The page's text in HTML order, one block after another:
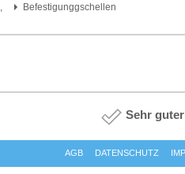
Befestigunggschellen
Sehr
DATENSCHUTZ
AGB